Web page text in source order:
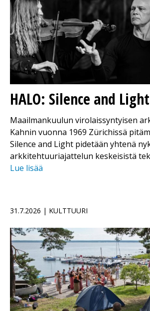
HALO: Silence and
Maailmankuulun virolaissyntyisen
Kahnin vuonna 1969 Zürichissä
Silence and Light pidetään yhtenä
arkkitehtuuriajattelun keskeisistä
Lue lisää
31.7.2026 | KULTTUURI